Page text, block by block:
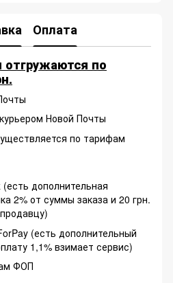
Оплата
по
Новой Почты
по тарифам
дополнительная
2% от суммы заказа и 20 грн.
(есть дополнительный
1,1% взимает сервис)
ФОП